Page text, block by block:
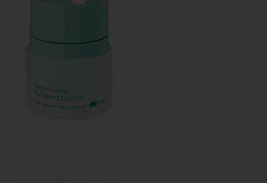
Favorite SUPER KNIGHTS MINT PLUMPING LIPCERIN